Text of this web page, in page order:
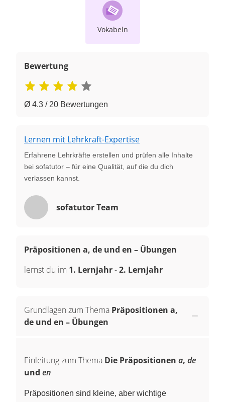
Vokabeln
Bewertung
Ø 4.3 / 20 Bewertungen
Lernen mit Lehrkraft-Expertise
Erfahrene Lehrkräfte erstellen und prüfen alle Inhalte
bei sofatutor – für eine Qualität, auf die du dich
verlassen kannst.
sofatutor Team
Präpositionen a, de und en – Übungen
lernst du im 1. Lernjahr-2. Lernjahr
Grundlagen zum Thema Präpositionen a,
de und en – Übungen
Einleitung zum Thema Die Präpositionen a, de
und en
Präpositionen sind kleine, aber wichtige